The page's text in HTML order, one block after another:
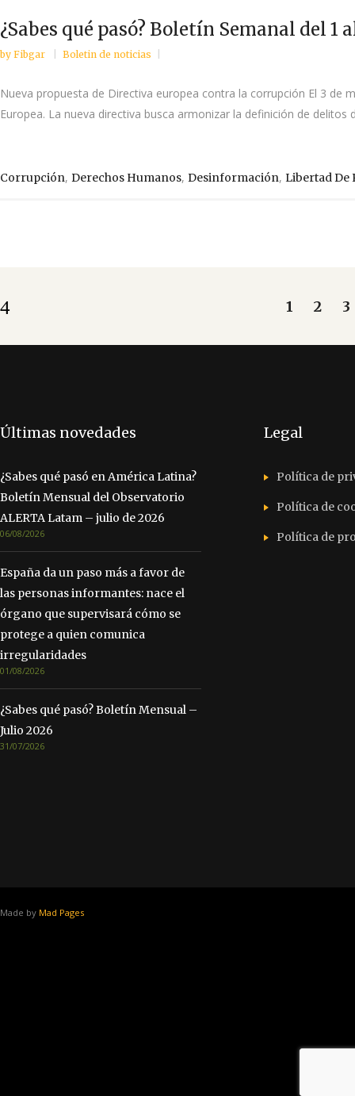
¿Sabes qué pasó? Boletín Semanal del 1
by Fibgar Boletin de noticias
Nueva propuesta de Directiva europea contra la corrupción El 3
Europea. La nueva directiva busca armonizar la definición de
Corrupción, Derechos Humanos, Desinformación, Libertad De
1 2 3
Últimas novedades
¿Sabes qué pasó en América Latina?
Boletín Mensual del Observatorio
ALERTA Latam – julio de 2026
06/08/2026
España da un paso más a favor de
las personas informantes: nace el
órgano que supervisará cómo se
protege a quien comunica
irregularidades
01/08/2026
¿Sabes qué pasó? Boletín Mensual –
Julio 2026
31/07/2026
Legal
Política de
Política de
Política de
Made by Mad Pages